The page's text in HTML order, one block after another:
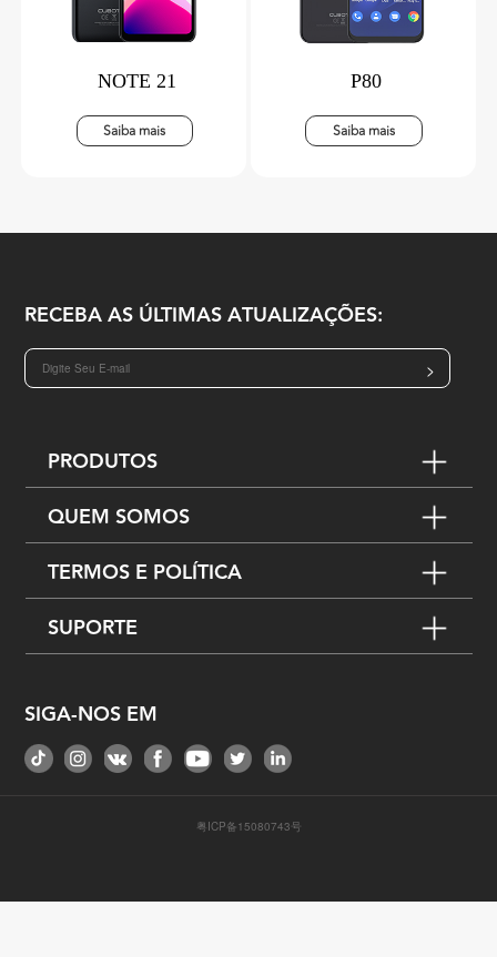
NOTE 21
Saiba mais
P80
Saiba mais
RECEBA AS ÚLTIMAS ATUALIZAÇÕES:
>
PRODUTOS
QUEM SOMOS
TERMOS E POLÍTICA
SUPORTE
SIGA-NOS EM
粤ICP备15080743号